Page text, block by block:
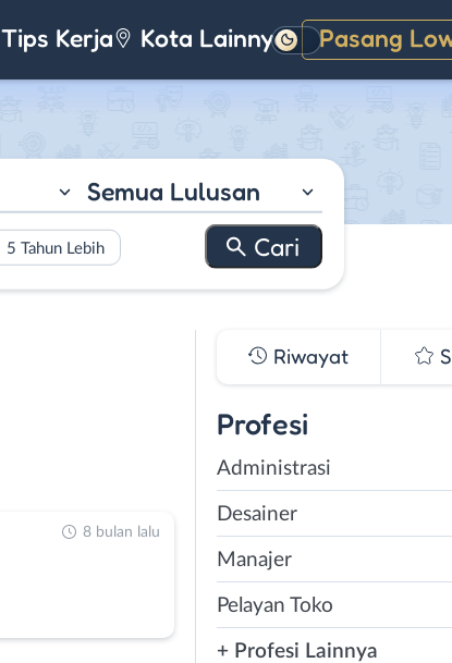
Tips Kerja Kota Lainnya Pasang
Gelap
Semua Lulusan
5 Tahun Lebih
8 bulan lalu
Riwayat
Profesi
Administrasi
Desainer
Manajer
Pelayan Toko
+ Profesi Lainnya